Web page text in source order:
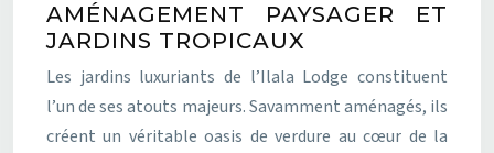
AMÉNAGEMENT PAYSAGER ET
JARDINS TROPICAUX
Les jardins luxuriants de l’Ilala Lodge constituent
l’un de ses atouts majeurs. Savamment aménagés, ils
créent un véritable oasis de verdure au cœur de la